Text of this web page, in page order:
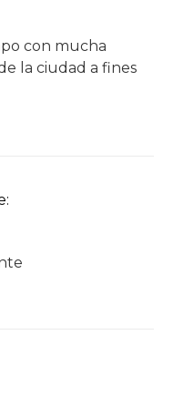
con mucha
la ciudad a fines